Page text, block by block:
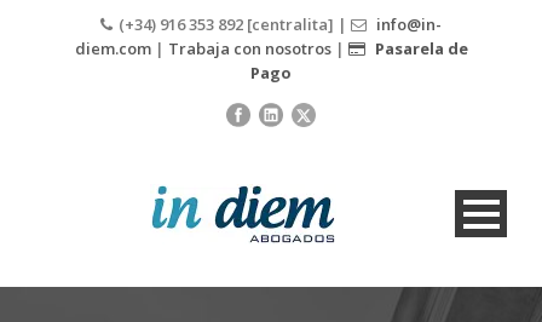
(+34) 916 353 892 [centralita] |
info@in-
diem.com| Trabaja con nosotros|
Pasarela de
Pago